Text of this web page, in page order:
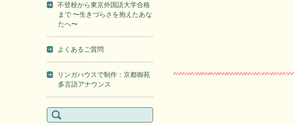
不登校から東京外国語大学合格
まで 〜生きづらさを抱えたあな
たへ〜
よくあるご質問
リンガハウスで制作：京都御苑
多言語アナウンス
検
索: